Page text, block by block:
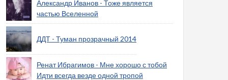
Александр Иванов - Тоже является
частью Вселенной
ДДТ - Туман прозрачный 2014
Ренат Ибрагимов - Мне хорошо с тобой
Идти всегда везде одной тропой